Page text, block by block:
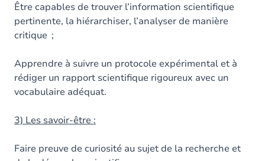
Être capables de trouver l’information scientifique
pertinente, la hiérarchiser, l’analyser de manière
critique ;
Apprendre à suivre un protocole expérimental et à
rédiger un rapport scientifique rigoureux avec un
vocabulaire adéquat.
3) Les savoir-être :
Faire preuve de curiosité au sujet de la recherche et